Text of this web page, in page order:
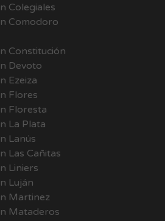
Colegiales
Comodoro
Constitución
Devoto
Ezeiza
Flores
Floresta
La Plata
Lanús
Las Cañitas
Liniers
Luján
Martinez
Mataderos